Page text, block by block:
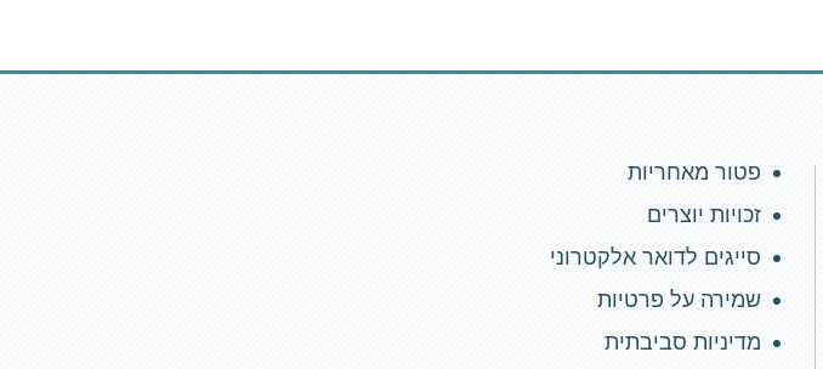
פטור מאחריות
זכויות יוצרים
סייגים לדואר אלקטרוני
שמירה על פרטיות
מדיניות סביבתית